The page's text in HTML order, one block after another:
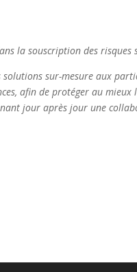
la souscription des risques
solutions sur-mesure aux
afin de protéger au mieux
jour après jour une